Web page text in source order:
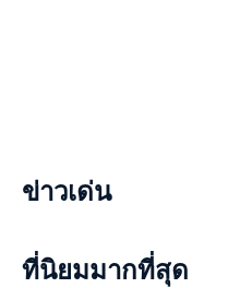
ข่าวเด่น
ที่นิยมมากที่สุด